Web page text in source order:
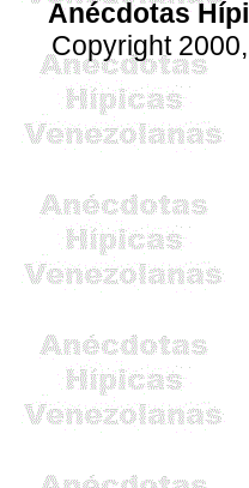
Anécdotas
Copyright